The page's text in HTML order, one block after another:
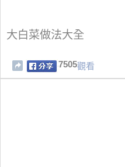
大白菜做法大全
7505觀看